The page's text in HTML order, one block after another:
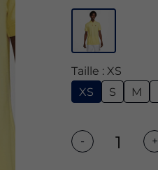
Taille : XS
XS
S M